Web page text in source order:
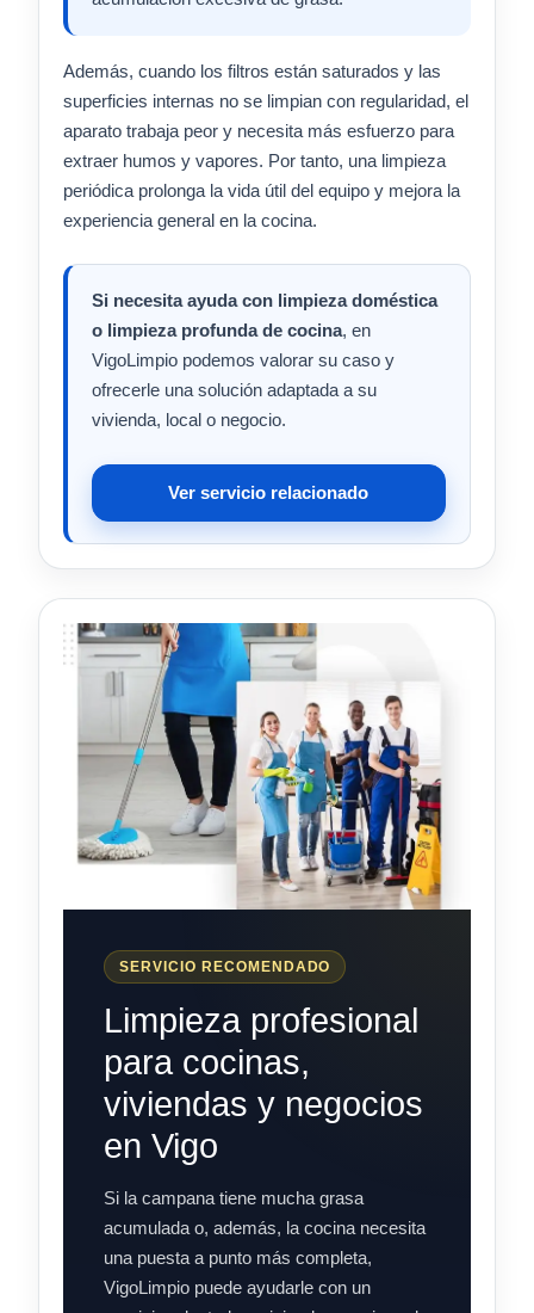
Además, cuando los filtros están saturados y las
superficies internas no se limpian con regularidad, el
aparato trabaja peor y necesita más esfuerzo para
extraer humos y vapores. Por tanto, una limpieza
periódica prolonga la vida útil del equipo y mejora la
experiencia general en la cocina.
Si necesita ayuda con limpieza doméstica
o limpieza profunda de cocina, en
VigoLimpio podemos valorar su caso y
ofrecerle una solución adaptada a su
vivienda, local o negocio.
Ver servicio relacionado
SERVICIO RECOMENDADO
Limpieza profesional
para cocinas,
viviendas y negocios
en Vigo
Si la campana tiene mucha grasa
acumulada o, además, la cocina necesita
una puesta a punto más completa,
VigoLimpio puede ayudarle con un